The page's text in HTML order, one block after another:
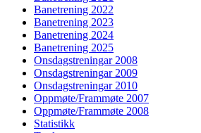
Banetrening 2022
Banetrening 2023
Banetrening 2024
Banetrening 2025
Onsdagstreningar 2008
Onsdagstreningar 2009
Onsdagstreningar 2010
Oppmøte/Frammøte 2007
Oppmøte/Frammøte 2008
Statistikk